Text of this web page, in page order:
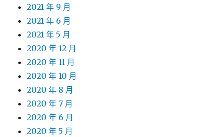
2021 年 9 月
2021 年 6 月
2021 年 5 月
2020 年 12 月
2020 年 11 月
2020 年 10 月
2020 年 8 月
2020 年 7 月
2020 年 6 月
2020 年 5 月